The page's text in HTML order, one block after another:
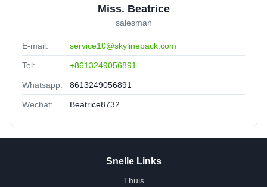
Miss. Beatrice
salesman
E-mail: service10@skylinepack.com
Tel: +8613249056891
Whatsapp: 8613249056891
Wechat: Beatrice8732
Snelle Links
Thuis